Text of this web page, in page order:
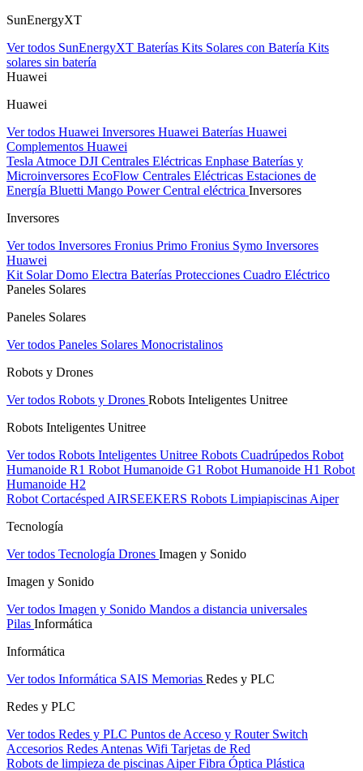
SunEnergyXT
Ver todos SunEnergyXT Baterías Kits Solares con Batería Kits
solares sin batería
Huawei
Huawei
Ver todos Huawei Inversores Huawei Baterías Huawei
Complementos Huawei
Tesla Atmoce DJI Centrales Eléctricas Enphase Baterías y
Microinversores EcoFlow Centrales Eléctricas Estaciones de
Energía Bluetti Mango Power Central eléctrica Inversores
Inversores
Ver todos Inversores Fronius Primo Fronius Symo Inversores
Huawei
Kit Solar Domo Electra Baterías Protecciones Cuadro Eléctrico
Paneles Solares
Paneles Solares
Ver todos Paneles Solares Monocristalinos
Robots y Drones
Ver todos Robots y Drones Robots Inteligentes Unitree
Robots Inteligentes Unitree
Ver todos Robots Inteligentes Unitree Robots Cuadrúpedos Robot
Humanoide R1 Robot Humanoide G1 Robot Humanoide H1 Robot
Humanoide H2
Robot Cortacésped AIRSEEKERS Robots Limpiapiscinas Aiper
Tecnología
Ver todos Tecnología Drones Imagen y Sonido
Imagen y Sonido
Ver todos Imagen y Sonido Mandos a distancia universales
Pilas Informática
Informática
Ver todos Informática SAIS Memorias Redes y PLC
Redes y PLC
Ver todos Redes y PLC Puntos de Acceso y Router Switch
Accesorios Redes Antenas Wifi Tarjetas de Red
Robots de limpieza de piscinas AiperFibra Óptica Plástica